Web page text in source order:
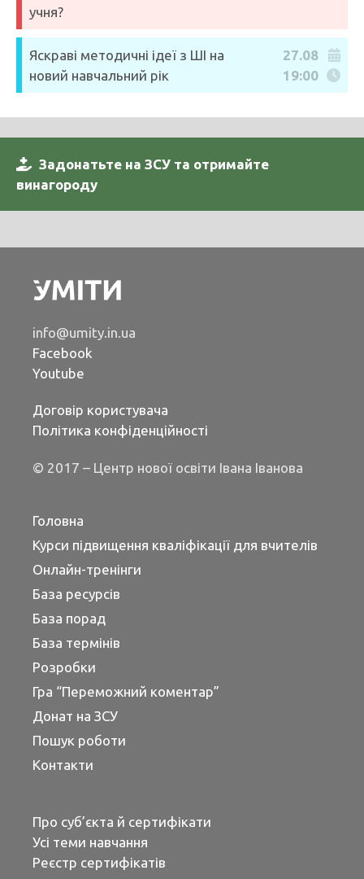
учня?
Яскраві методичні ідеї з ШІ на
новий навчальний рік
27.08
19:00
Задонатьте на ЗСУ та отримайте
винагороду
info@umity.in.ua
Facebook
Youtube
Договір користувача
Політика конфіденційності
© 2017 – Центр нової освіти Івана Іванова
Головна
Курси підвищення кваліфікації для вчителів
Онлайн-тренінги
База ресурсів
База порад
База термінів
Розробки
Гра “Переможний коментар”
Донат на ЗСУ
Пошук роботи
Контакти
Про суб’єкта й сертифікати
Усі теми навчання
Реєстр сертифікатів